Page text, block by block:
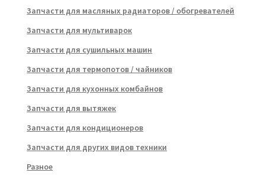
Запчасти для масляных радиаторов / обогревателей
Запчасти для мультиварок
Запчасти для сушильных машин
Запчасти для термопотов / чайников
Запчасти для кухонных комбайнов
Запчасти для вытяжек
Запчасти для кондиционеров
Запчасти для других видов техники
Разное